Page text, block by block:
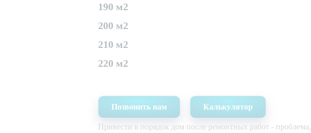
190 м2
200 м2
210 м2
220 м2
Позвонить нам Калькулятор
Привести в порядок дом после ремонтных работ - проблема,